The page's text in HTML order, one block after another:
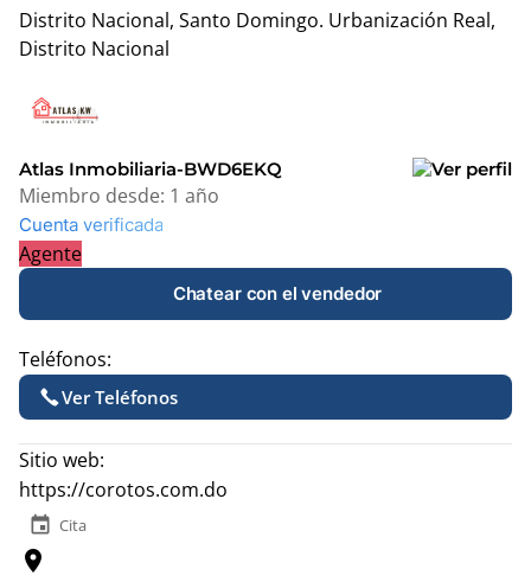
Distrito Nacional, Santo Domingo. Urbanización Real,
Distrito Nacional
+
−
Atlas Inmobiliaria-BWD6EKQ
Miembro desde: 1 año
Cuenta verificada
Agente
Chatear con el vendedor
Teléfonos:
Ver Teléfonos
Sitio web:
https://corotos.com.do
event Cita
location_on